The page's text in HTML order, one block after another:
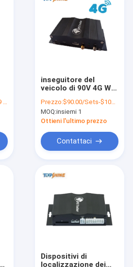
inseguitore del
veicolo di 90V 4G Wifi
Identification
dell'allarme
dell'automobile del
Prezzo:$90.00/Sets-$105.00/Sets
MOQ:insiemi 1
Ottieni l'ultimo prezzo
Contattaci
Dispositivi di
localizzazione dei